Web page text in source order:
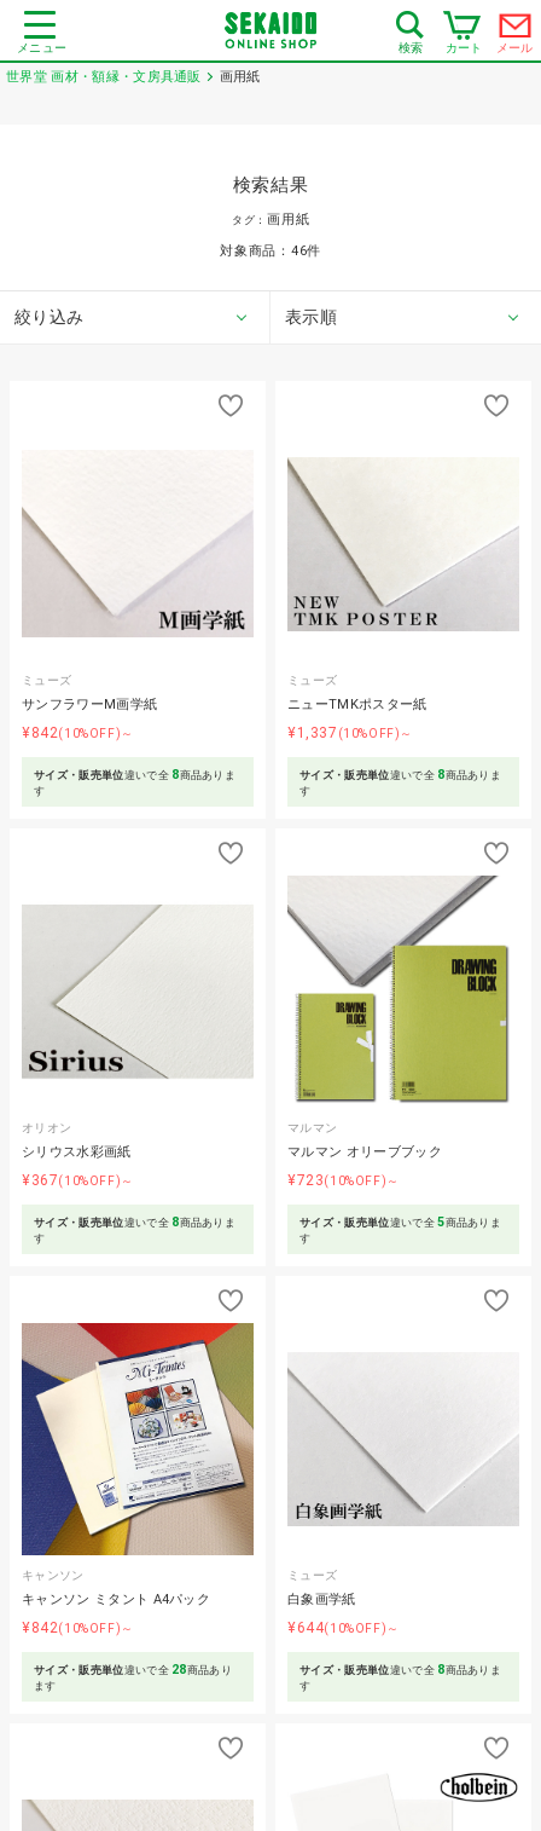
メニュー 検索 カート メール
世界堂 画材・額縁・文房具通販 画用紙
検索結果
タグ： 画用紙
対象商品： 46件
絞り込み 表示順
ミューズ
サンフラワーM画学紙
¥842(10%OFF)～
サイズ・販売単位違いで全 8商品ありま
す
ミューズ
ニューTMKポスター紙
¥1,337 (10%OFF)～
サイズ・販売単位違いで全 8商品ありま
す
オリオン
シリウス水彩画紙
¥367(10%OFF)～
サイズ・販売単位違いで全 8商品ありま
す
マルマン
マルマン オリーブブック
¥723(10%OFF)～
サイズ・販売単位違いで全5商品ありま
す
キャンソン
キャンソン ミタント A4パック
¥842(10%OFF)～
サイズ・販売単位違いで全 28商品あり
ます
ミューズ
白象画学紙
¥644(10%OFF)～
サイズ・販売単位違いで全 8商品ありま
す